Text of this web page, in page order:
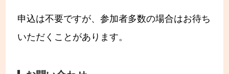
申込は不要ですが、参加者多数の場合はお待ち
いただくことがあります。